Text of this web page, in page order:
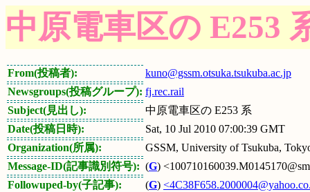
中原電車区の E253
From(投稿者):
kuno@gssm.otsuka.tsukuba.ac.jp
Newsgroups(投稿グループ): fj.rec.rail
Subject(見出し):
中原電車区の E253 系
Date(投稿日時):
Sat, 10 Jul 2010 07:00:39 GMT
Organization(所属):
GSSM, University of Tsukuba,
Message-ID(記事識別符号): (G)
Followuped-by(子記事):
(G)